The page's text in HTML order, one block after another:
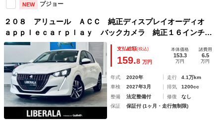
NEW プジョー
２０８ アリュール ＡＣＣ 純正ディスプレイオーディオ
ａｐｐｌｅｃａｒｐｌａｙ バックカメラ 純正１６インチＡ
Ｗ ＬＥＤヘッドライト スマートキー クリアランスソナ
ー ワイヤレス充電 パドルシフト ハーフ革
支払総額(税込)
159.8 万円
本体価格
153.3
万円
諸費用
6.5
万円
年式 2020年 走行
4.1万km
車検
2027年3月 排気
1200cc
整備
法定整備付 修復
なし
保証
保証付 (1ヶ月・走行無制限)